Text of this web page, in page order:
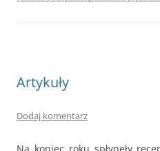
Artykuły
Dodaj komentarz